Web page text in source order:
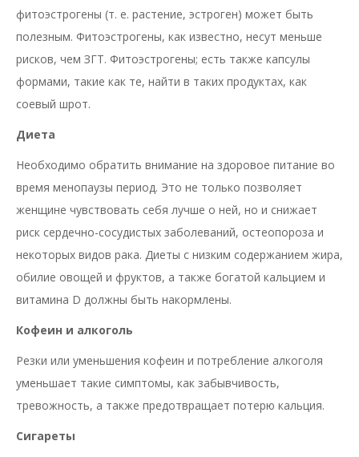
фитоэстрогены (т. е. растение, эстроген) может быть
полезным. Фитоэстрогены, как известно, несут меньше
рисков, чем ЗГТ. Фитоэстрогены; есть также капсулы
формами, такие как те, найти в таких продуктах, как
соевый шрот.
Диета
Необходимо обратить внимание на здоровое питание во
время менопаузы период. Это не только позволяет
женщине чувствовать себя лучше о ней, но и снижает
риск сердечно-сосудистых заболеваний, остеопороза и
некоторых видов рака. Диеты с низким содержанием жира,
обилие овощей и фруктов, а также богатой кальцием и
витамина D должны быть накормлены.
Кофеин и алкоголь
Резки или уменьшения кофеин и потребление алкоголя
уменьшает такие симптомы, как забывчивость,
тревожность, а также предотвращает потерю кальция.
Сигареты